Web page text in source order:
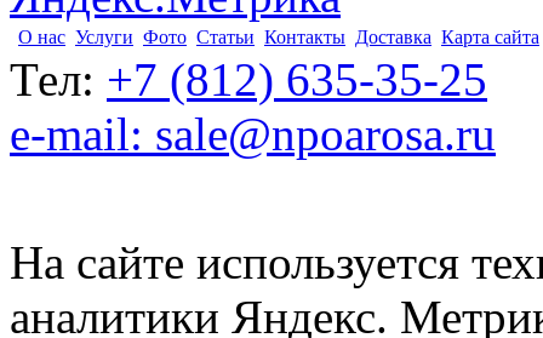
О нас Услуги Фото Статьи Контакты Доставка Карта сайта
Тел: +7 (812) 635-35-25
e-mail: sale@npoarosa.ru
На сайте используется
аналитики Яндекс.